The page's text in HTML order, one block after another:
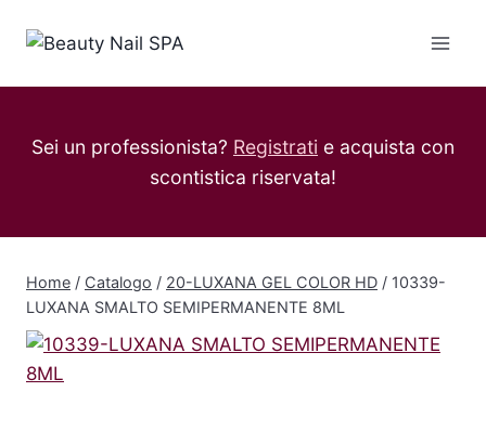
Sei un professionista? Registrati e acquista con
scontistica riservata!
Home / Catalogo / 20-LUXANA GEL COLOR HD / 10339-
LUXANA SMALTO SEMIPERMANENTE 8ML